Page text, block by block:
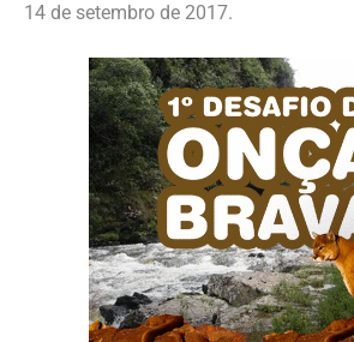
14 de setembro de 2017.